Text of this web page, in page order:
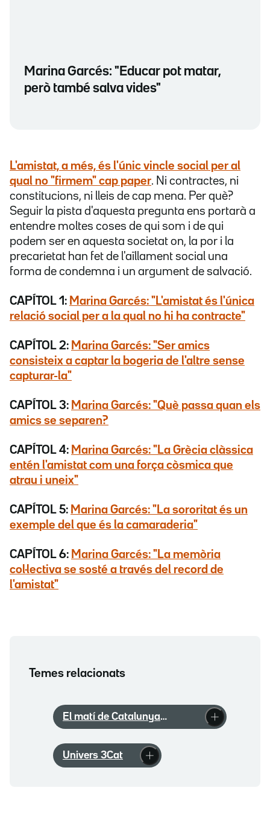
Marina Garcés: "Educar pot matar,
però també salva vides"
L'amistat, a més, és l'únic vincle social per al
qual no "firmem" cap paper. Ni contractes, ni
constitucions, ni lleis de cap mena. Per què?
Seguir la pista d'aquesta pregunta ens portarà a
entendre moltes coses de qui som i de qui
podem ser en aquesta societat on, la por i la
precarietat han fet de l'aïllament social una
forma de condemna i un argument de salvació.
CAPÍTOL 1: Marina Garcés: "L'amistat és l'única
relació social per a la qual no hi ha contracte"
CAPÍTOL 2: Marina Garcés: "Ser amics
consisteix a captar la bogeria de l'altre sense
capturar-la"
CAPÍTOL 3: Marina Garcés: "Què passa quan els
amics se separen?
CAPÍTOL 4: Marina Garcés: "La Grècia clàssica
entén l'amistat com una força còsmica que
atrau i uneix"
CAPÍTOL 5: Marina Garcés: "La sororitat és un
exemple del que és la camaraderia"
CAPÍTOL 6: Marina Garcés: "La memòria
col·lectiva se sosté a través del record de
l'amistat"
Temes relacionats
El matí de Catalunya
Ràdio
Univers 3Cat